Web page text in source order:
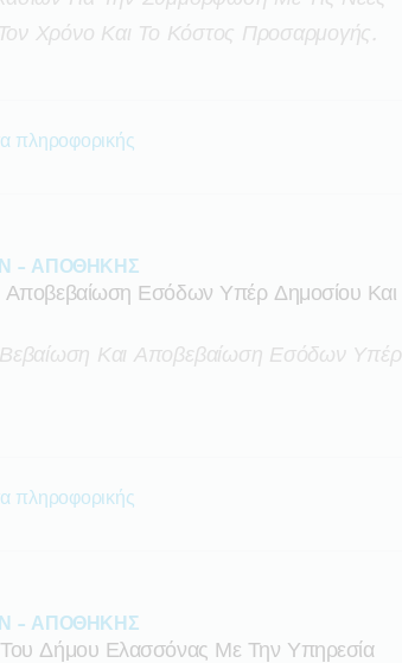
Τον Χρόνο Και Το Κόστος Προσαρμογής.
πληροφορικής
- ΑΠΟΘΗΚΗΣ
Αποβεβαίωση Εσόδων Υπέρ Δημοσίου Και
Και Αποβεβαίωση Εσόδων Υπέρ
πληροφορικής
- ΑΠΟΘΗΚΗΣ
Δήμου Ελασσόνας Με Την Υπηρεσία